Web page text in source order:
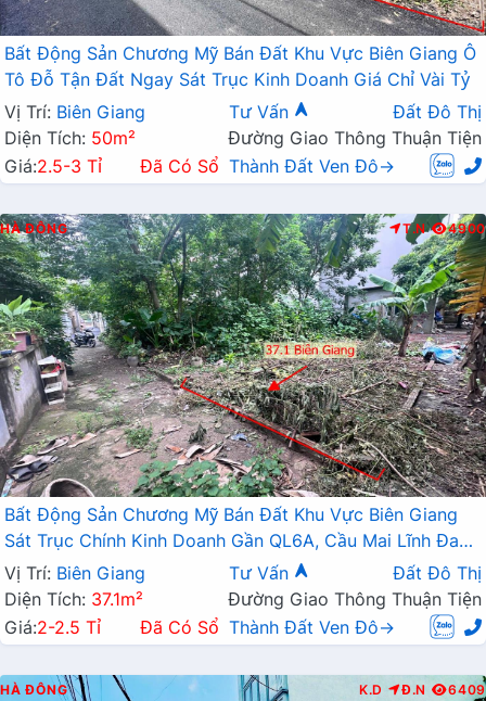
Bất Động Sản Chương Mỹ Bán Đất Khu Vực Biên Giang Ô
Tô Đỗ Tận Đất Ngay Sát Trục Kinh Doanh Giá Chỉ Vài Tỷ
Vị Trí: Biên Giang Tư Vấn
Đất Đô Thị
Diện Tích: 50m²
Đường Giao Thông Thuận Tiện
Giá:2.5-3 Tỉ Đã Có Sổ Thành Đất Ven Đô→
HÀ ĐÔNG T.N 4900
Bất Động Sản Chương Mỹ Bán Đất Khu Vực Biên Giang
Sát Trục Chính Kinh Doanh Gần QL6A, Cầu Mai Lĩnh Đang
Mở Rộng
Vị Trí: Biên Giang Tư Vấn
Đất Đô Thị
Diện Tích: 37.1m²
Đường Giao Thông Thuận Tiện
Giá:2-2.5 Tỉ Đã Có Sổ Thành Đất Ven Đô→
HÀ ĐÔNG K.D Đ.N 6409